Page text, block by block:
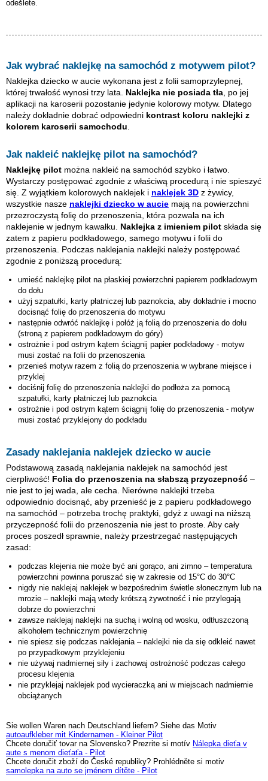
odešlete.
Jak wybrać naklejkę na samochód z motywem pilot?
Naklejka dziecko w aucie wykonana jest z folii samoprzylepnej,
której trwałość wynosi trzy lata. Naklejka nie posiada tła , po jej
aplikacji na karoserii pozostanie jedynie kolorowy motyw. Dlatego
należy dokładnie dobrać odpowiedni kontrast koloru naklejki z
kolorem karoserii samochodu
Jak nakleić naklejkę pilot na samochód?
Naklejkę pilot można nakleić na samochód szybko i łatwo.
Wystarczy postępować zgodnie z właściwą procedurą i nie spieszyć
się. Z wyjątkiem kolorowych naklejek i naklejek 3D z żywicy,
wszystkie nasze naklejki dziecko w aucie mają na powierzchni
przezroczystą folię do przenoszenia, która pozwala na ich
naklejenie w jednym kawałku. Naklejka z imieniem pilot składa się
zatem z papieru podkładowego, samego motywu i folii do
przenoszenia. Podczas naklejania naklejki należy postępować
zgodnie z poniższą procedurą:
umieść naklejkę pilot na płaskiej powierzchni papierem podkładowym
do dołu
użyj szpatułki, karty płatniczej lub paznokcia, aby dokładnie i mocno
docisnąć folię do przenoszenia do motywu
następnie odwróć naklejkę i połóż ją folią do przenoszenia do dołu
(stroną z papierem podkładowym do góry)
ostrożnie i pod ostrym kątem ściągnij papier podkładowy - motyw
musi zostać na folii do przenoszenia
przenieś motyw razem z folią do przenoszenia w wybrane miejsce i
przyklej
dociśnij folię do przenoszenia naklejki do podłoża za pomocą
szpatułki, karty płatniczej lub paznokcia
ostrożnie i pod ostrym kątem ściągnij folię do przenoszenia - motyw
musi zostać przyklejony do podkładu
Zasady naklejania naklejek dziecko w aucie
Podstawową zasadą naklejania naklejek na samochód jest
cierpliwość! Folia do przenoszenia na słabszą przyczepność –
nie jest to jej wada, ale cecha. Nierówne naklejki trzeba
odpowiednio docisnąć, aby przenieść je z papieru podkładowego
na samochód – potrzeba trochę praktyki, gdyż z uwagi na niższą
przyczepność folii do przenoszenia nie jest to proste. Aby cały
proces poszedł sprawnie, należy przestrzegać następujących
zasad:
podczas klejenia nie może być ani gorąco, ani zimno – temperatura
powierzchni powinna poruszać się w zakresie od 15°C do 30°C
nigdy nie naklejaj naklejek w bezpośrednim świetle słonecznym lub na
mrozie – naklejki mają wtedy krótszą żywotność i nie przylegają
dobrze do powierzchni
zawsze naklejaj naklejki na suchą i wolną od wosku, odtłuszczoną
alkoholem technicznym powierzchnię
nie spiesz się podczas naklejania – naklejki nie da się odkleić nawet
po przypadkowym przyklejeniu
nie używaj nadmiernej siły i zachowaj ostrożność podczas całego
procesu klejenia
nie przyklejaj naklejek pod wycieraczką ani w miejscach nadmiernie
obciążanych
Sie wollen Waren nach Deutschland liefern? Siehe das Motiv
autoaufkleber mit Kindernamen - Kleiner Pilot
Chcete doručiť tovar na Slovensko? Prezrite si motív Nálepka dieťa v
aute s menom dieťaťa - Pilot
Chcete doručit zboží do České republiky? Prohlédněte si motiv
samolepka na auto se jménem dítěte - Pilot